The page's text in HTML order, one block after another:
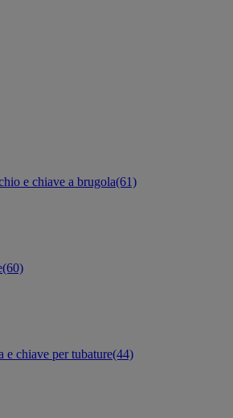
e chiave a brugola(61)
(60)
e chiave per tubature(44)